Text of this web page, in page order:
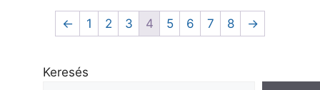
← 1 2 3 4 5 6 7 8 →
Keresés